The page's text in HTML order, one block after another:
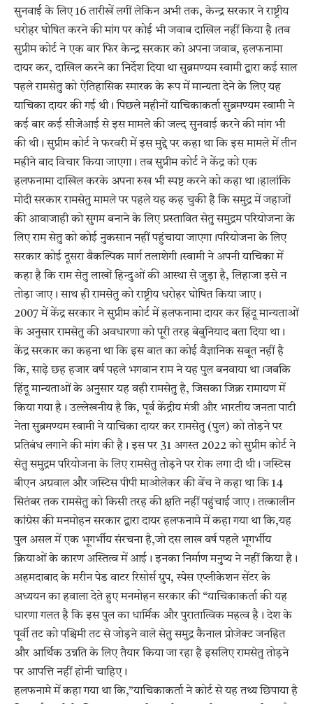
सुनवाई के लिए 16 तारीखें लगीं लेकिन अभी तक, केन्द्र सरकार ने राष्ट्रीय
धरोहर घोषित करने की मांग पर कोई भी जवाब दाखिल नहीं किया है।तब
सुप्रीम कोर्ट ने एक बार फिर केन्द्र सरकार को अपना जवाब, हलफनामा
दायर कर, दाखिल करने का निर्देश दिया था सुब्रमण्यम स्वामी द्वारा कई साल
पहले रामसेतु को ऐतिहासिक स्मारक के रूप में मान्यता देने के लिए यह
याचिका दायर की गई थी। पिछले महीनों याचिकाकर्ता सुब्रमण्यम स्वामी ने
कई बार कई सीजेआई से इस मामले की जल्द सुनवाई करने की मांग भी
की थी। सुप्रीम कोर्ट ने फरवरी में इस मुद्दे पर कहा था कि इस मामले में तीन
महीने बाद विचार किया जाएगा। तब सुप्रीम कोर्ट ने केंद्र को एक
हलफनामा दाखिल करके अपना रुख भी स्पष्ट करने को कहा था।हालांकि
मोदी सरकार रामसेतु मामले पर पहले यह कह चुकी है कि समुद्र में जहाजों
की आवाजाही को सुगम बनाने के लिए प्रस्तावित सेतु समुद्रम परियोजना के
लिए राम सेतु को कोई नुकसान नहीं पहुंचाया जाएगा।परियोजना के लिए
सरकार कोई दूसरा वैकल्पिक मार्ग तलाशेगी।स्वामी ने अपनी याचिका में
कहा है कि राम सेतु लाखों हिन्दुओं की आस्था से जुड़ा है, लिहाजा इसे न
तोड़ा जाए। साथ ही रामसेतु को राष्ट्रीय धरोहर घोषित किया जाए।
2007 में केंद्र सरकार ने सुप्रीम कोर्ट में हलफनामा दायर कर हिंदू मान्यताओं
के अनुसार रामसेतु की अवधारणा को पूरी तरह बेबुनियाद बता दिया था।
केंद्र सरकार का कहना था कि इस बात का कोई वैज्ञानिक सबूत नहीं है
कि, साढ़े छह हजार वर्ष पहले भगवान राम ने यह पुल बनवाया था।जबकि
हिंदू मान्यताओं के अनुसार यह वही रामसेतु है, जिसका जिक्र रामायण में
किया गया है। उल्लेखनीय है कि, पूर्व केंद्रीय मंत्री और भारतीय जनता पाटी
नेता सुब्रमण्यम स्वामी ने याचिका दायर कर रामसेतु (पुल) को तोड़ने पर
प्रतिबंध लगाने की मांग की है। इस पर 31 अगस्त 2022 को सुप्रीम कोर्ट ने
सेतु समुद्रम परियोजना के लिए रामसेतु तोड़ने पर रोक लगा दी थी। जस्टिस
बीएन अग्रवाल और जस्टिस पीपी माओलेकर की बेंच ने कहा था कि 14
सितंबर तक रामसेतु को किसी तरह की क्षति नहीं पहुंचाई जाए। तत्कालीन
कांग्रेस की मनमोहन सरकार द्वारा दायर हलफनामे में कहा गया था कि,यह
पुल असल में एक भूगर्भीय संरचना है,जो दस लाख वर्ष पहले भूगर्भीय
क्रियाओं के कारण अस्तित्व में आई। इनका निर्माण मनुष्य ने नहीं किया है।
अहमदाबाद के मरीन पेड वाटर रिसोर्स ग्रुप, स्पेस एप्लीकेशन सेंटर के
अध्ययन का हवाला देते हुए मनमोहन सरकार की “याचिकाकर्ता की यह
धारणा गलत है कि इस पुल का धार्मिक और पुरातात्विक महत्व है। देश के
पूर्वी तट को पश्चिमी तट से जोड़ने वाले सेतु समुद्र कैनाल प्रोजेक्ट जनहित
और आर्थिक उन्नति के लिए तैयार किया जा रहा है इसलिए रामसेतु तोड़ने
पर आपत्ति नहीं होनी चाहिए।
हलफनामे में कहा गया था कि,”याचिकाकर्ता ने कोर्ट से यह तथ्य छिपाया है